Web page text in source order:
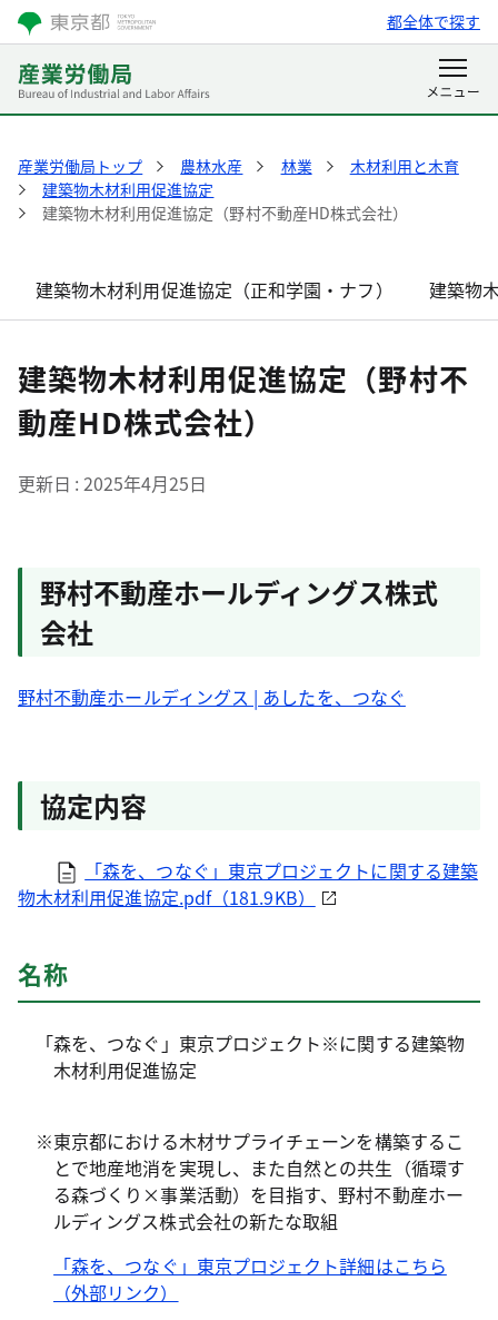
都全体で探す
産業労働局トップ 農林水産 林業
木材利用と木育
建築物木材利用促進協定
建築物木材利用促進協定（野村不動産HD株式会社）
建築物木材利用促進協定（正和学園・ナフ） 建築物
建築物木材利用促進協定（野村不
動産HD株式会社）
更新日 2025年4月25日
野村不動産ホールディングス株式
会社
野村不動産ホールディングス | あしたを、つなぐ
協定内容
「森を、つなぐ」東京プロジェクトに関する建築
物木材利用促進協定.pdf（181.9KB）
名称
「森を、つなぐ」東京プロジェクト※に関する建築物
木材利用促進協定
※東京都における木材サプライチェーンを構築するこ
とで地産地消を実現し、また自然との共生（循環す
る森づくり×事業活動）を目指す、野村不動産ホー
ルディングス株式会社の新たな取組
「森を、つなぐ」東京プロジェクト詳細はこちら
（外部リンク）